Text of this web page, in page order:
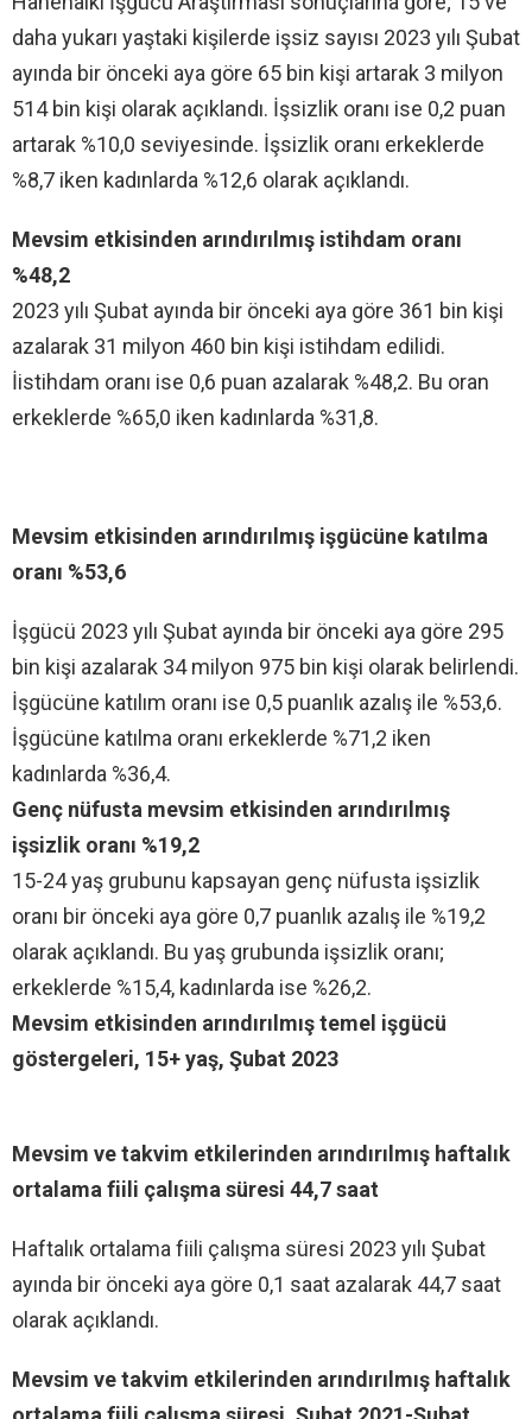
daha yukarı yaştaki kişilerde işsiz sayısı 2023 yılı Şubat
ayında bir önceki aya göre 65 bin kişi artarak 3 milyon
514 bin kişi olarak açıklandı. İşsizlik oranı ise 0,2 puan
artarak %10,0 seviyesinde. İşsizlik oranı erkeklerde
%8,7 iken kadınlarda %12,6 olarak açıklandı.
Mevsim etkisinden arındırılmış istihdam oranı
%48,2
2023 yılı Şubat ayında bir önceki aya göre 361 bin kişi
azalarak 31 milyon 460 bin kişi istihdam edilidi.
İistihdam oranı ise 0,6 puan azalarak %48,2. Bu oran
erkeklerde %65,0 iken kadınlarda %31,8.
Mevsim etkisinden arındırılmış işgücüne katılma
oranı %53,6
İşgücü 2023 yılı Şubat ayında bir önceki aya göre 295
bin kişi azalarak 34 milyon 975 bin kişi olarak belirlendi.
İşgücüne katılım oranı ise 0,5 puanlık azalış ile %53,6.
İşgücüne katılma oranı erkeklerde %71,2 iken
kadınlarda %36,4.
Genç nüfusta mevsim etkisinden arındırılmış
işsizlik oranı %19,2
15-24 yaş grubunu kapsayan genç nüfusta işsizlik
oranı bir önceki aya göre 0,7 puanlık azalış ile %19,2
olarak açıklandı. Bu yaş grubunda işsizlik oranı;
erkeklerde %15,4, kadınlarda ise %26,2.
Mevsim etkisinden arındırılmış temel işgücü
göstergeleri, 15+ yaş, Şubat 2023
Mevsim ve takvim etkilerinden arındırılmış haftalık
ortalama fiili çalışma süresi 44,7 saat
Haftalık ortalama fiili çalışma süresi 2023 yılı Şubat
ayında bir önceki aya göre 0,1 saat azalarak 44,7 saat
olarak açıklandı.
Mevsim ve takvim etkilerinden arındırılmış haftalık